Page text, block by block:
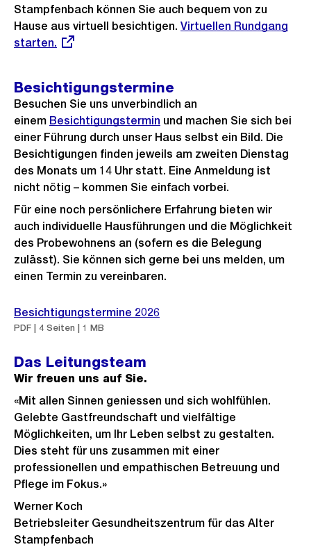
r
i
g
s
e
i
l
r
o
s
n
s
i
Stampfenbach können Sie auch bequem von zu
Hause aus virtuell besichtigen. Externer
Virtuellen Rundgang
starten.
Besichtigungstermine
Besuchen Sie uns unverbindlich an
einem Besichtigungstermin und machen Sie sich bei
einer Führung durch unser Haus selbst ein Bild. Die
Besichtigungen finden jeweils am zweiten Dienstag
des Monats um 14 Uhr statt. Eine Anmeldung ist
nicht nötig – kommen Sie einfach vorbei.
Für eine noch persönlichere Erfahrung bieten wir
auch individuelle Hausführungen und die Möglichkeit
des Probewohnens an (sofern es die Belegung
zulässt). Sie können sich gerne bei uns melden, um
einen Termin zu vereinbaren.
Besichtigungstermine 2026
PDF | 4 Seiten | 1 MB
Das Leitungsteam
Wir freuen uns auf Sie.
«Mit allen Sinnen geniessen und sich wohlfühlen.
Gelebte Gastfreundschaft und vielfältige
Möglichkeiten, um Ihr Leben selbst zu gestalten.
Dies steht für uns zusammen mit einer
professionellen und empathischen Betreuung und
Pflege im Fokus.»
Werner Koch
Betriebsleiter Gesundheitszentrum für das Alter
Stampfenbach